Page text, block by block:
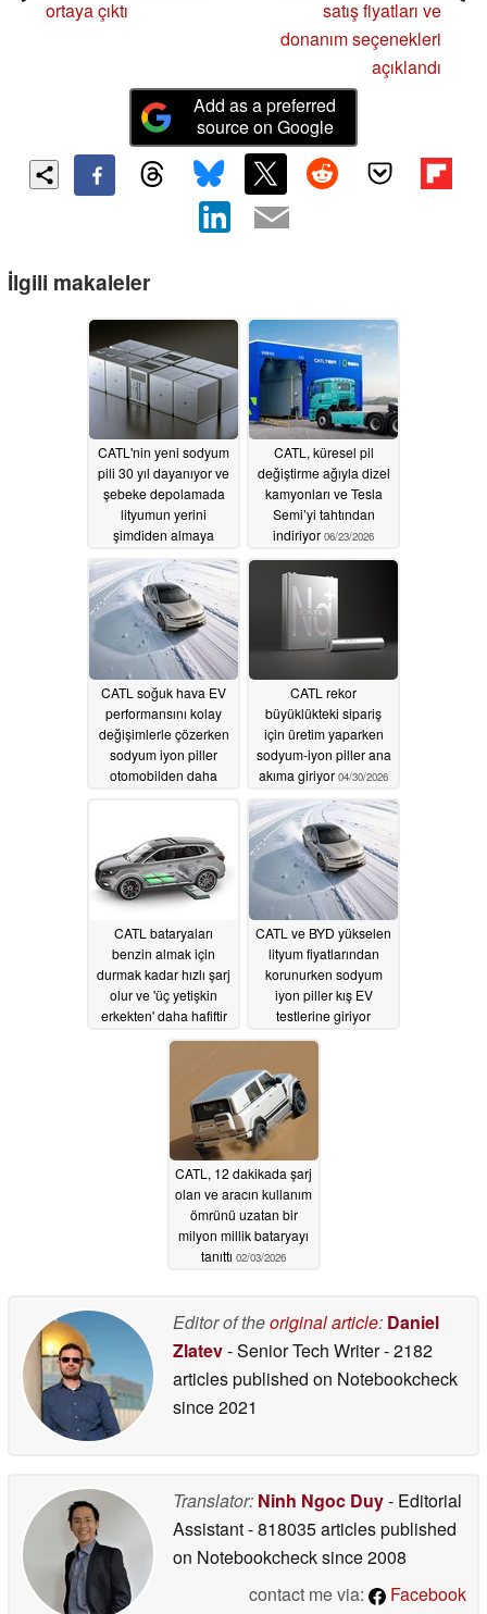
ortaya çıktı
satış fiyatları ve
donanım seçenekleri
açıklandı
Add as a preferred
source on Google
İlgili makaleler
CATL'nin yeni sodyum
pili 30 yıl dayanıyor ve
şebeke depolamada
lityumun yerini
şimdiden almaya
07/18/2026
CATL, küresel pil
değiştirme ağıyla dizel
kamyonları ve Tesla
Semi’yi tahtından
indiriyor 06/23/2026
CATL soğuk hava EV
performansını kolay
değişimlerle çözerken
sodyum iyon piller
otomobilden daha
CATL rekor
büyüklükteki sipariş
için üretim yaparken
sodyum-iyon piller ana
akıma giriyor 04/30/2026
CATL bataryaları
benzin almak için
durmak kadar hızlı şarj
olur ve 'üç yetişkin
erkekten' daha hafiftir
04/23/2026
CATL ve BYD yükselen
lityum fiyatlarından
korunurken sodyum
iyon piller kış EV
testlerine giriyor
02/03/2026
CATL, 12 dakikada şarj
olan ve aracın kullanım
ömrünü uzatan bir
milyon millik bataryayı
tanıttı 02/03/2026
Editor of theoriginal article: Daniel
Zlatev- Senior Tech Writer- 2182
articles published on Notebookcheck
since 2021
Translator: Ninh Ngoc Duy- Editorial
Assistant- 818035 articles published
on Notebookchecksince 2008
contact me via:
Facebook